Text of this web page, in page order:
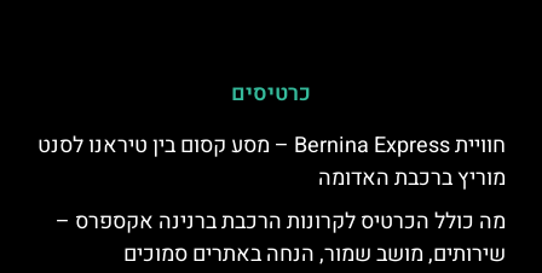
כרטיסים
חוויית Bernina Express – מסע קסום בין טיראנו לסנט
מוריץ ברכבת האדומה
מה כולל הכרטיס לקרונות הרכבת ברנינה אקספרס –
שירותים, מושב שמור, הנחה באתרים סמוכים